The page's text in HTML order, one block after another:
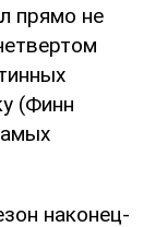
прямо не
(Финн
наконец-